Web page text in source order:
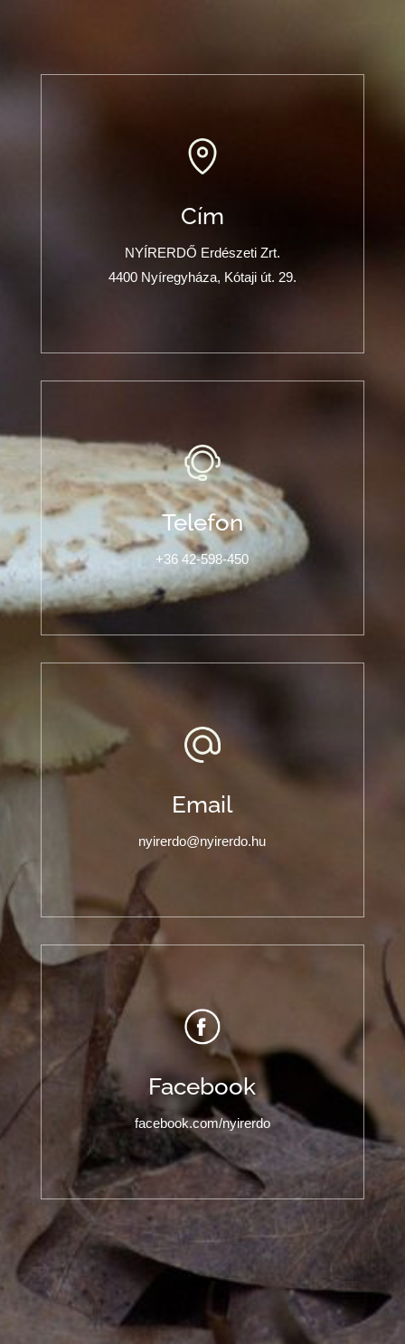
Cím
NYÍRERDŐ Erdészeti Zrt.
4400 Nyíregyháza, Kótaji út. 29.
Telefon
+36 42-598-450
Email
nyirerdo@nyirerdo.hu
Facebook
facebook.com/nyirerdo